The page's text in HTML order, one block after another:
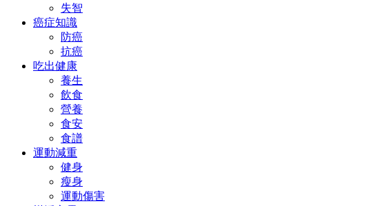
失智
癌症知識
防癌
抗癌
吃出健康
養生
飲食
營養
食安
食譜
運動減重
健身
瘦身
運動傷害